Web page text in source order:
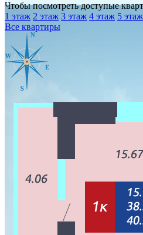
Чтобы посмотреть доступые
1 этаж 2 этаж 3 этаж 4 этаж 5 этаж
Все квартиры